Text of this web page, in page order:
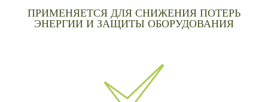
ПРИМЕНЯЕТСЯ ДЛЯ СНИЖЕНИЯ ПОТЕРЬ
ЭНЕРГИИ И ЗАЩИТЫ ОБОРУДОВАНИЯ